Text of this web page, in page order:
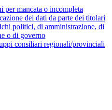
per mancata o incompleta
dei dati da parte dei titolari
politici, di amministrazione, di
o di governo
consiliari regionali/provinciali